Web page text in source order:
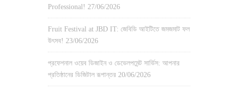
Professional! 27/06/2026
Fruit Festival at JBD IT: জেবিডি আইটিতে জমজমাট ফল
উৎসব! 23/06/2026
প্রফেশনাল ওয়েব ডিজাইন ও ডেভেলপমেন্ট সার্ভিস: আপনার
প্রতিষ্ঠানের ডিজিটাল রূপান্তর 20/06/2026